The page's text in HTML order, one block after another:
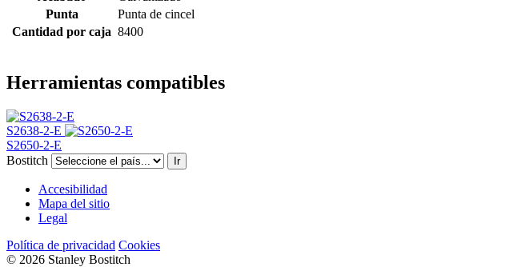
Punta
Punta de cincel
Cantidad por caja 8400
Herramientas compatibles
S2638-2-E
S2650-2-E
Bostitch
Ir
Accesibilidad
Mapa del sitio
Legal
Política de privacidad Cookies
© 2026 Stanley Bostitch